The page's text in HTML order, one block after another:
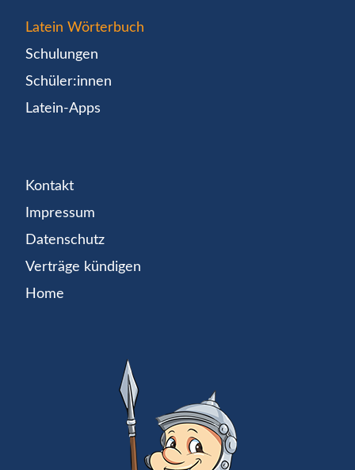
Latein Wörterbuch
Schulungen
Schüler:innen
Latein-Apps
Kontakt
Impressum
Datenschutz
Verträge kündigen
Home